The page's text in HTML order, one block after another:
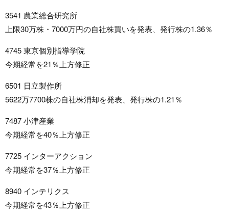
3541 農業総合研究所
上限30万株・7000万円の自社株買いを発表、発行株の1.36％
4745 東京個別指導学院
今期経常を21％上方修正
6501 日立製作所
5622万7700株の自社株消却を発表、発行株の1.21％
7487 小津産業
今期経常を40％上方修正
7725 インターアクション
今期経常を37％上方修正
8940 インテリクス
今期経常を43％上方修正